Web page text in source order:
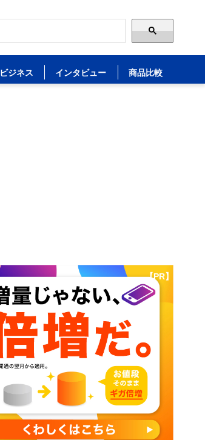
ビジネス インタビュー 商品比較
【PR】